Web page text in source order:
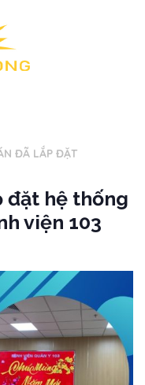
ĐÃ LẮP ĐẶT
đặt hệ thống
viện 103